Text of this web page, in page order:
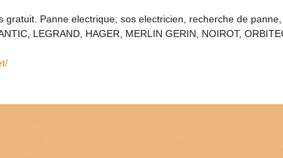
Panne electrique, sos electricien, recherche de panne,
LEGRAND, HAGER, MERLIN GERIN, NOIROT,